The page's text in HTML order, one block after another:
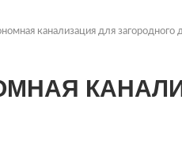
канализация для